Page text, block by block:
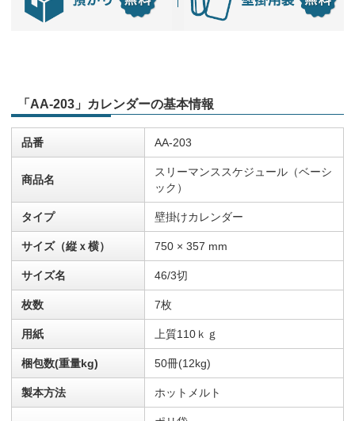
「AA-203」カレンダーの基本情報
品番 AA-203
商品名
スリーマンススケジュール（ベーシ
ック）
タイプ 壁掛けカレンダー
サイズ（縦ｘ横） 750 × 357 mm
サイズ名 46/3切
枚数 7枚
用紙 上質110ｋｇ
梱包数(重量kg) 50冊(12kg)
製本方法 ホットメルト